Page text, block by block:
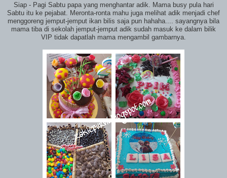
Siap - Pagi Sabtu papa yang menghantar adik. Mama busy pula hari
Sabtu itu ke pejabat. Meronta-ronta mahu juga melihat adik menjadi chef
menggoreng jemput-jemput ikan bilis saja pun hahaha.... sayangnya bila
mama tiba di sekolah jemput-jemput adik sudah masuk ke dalam bilik
VIP tidak dapatlah mama mengambil gambarnya.